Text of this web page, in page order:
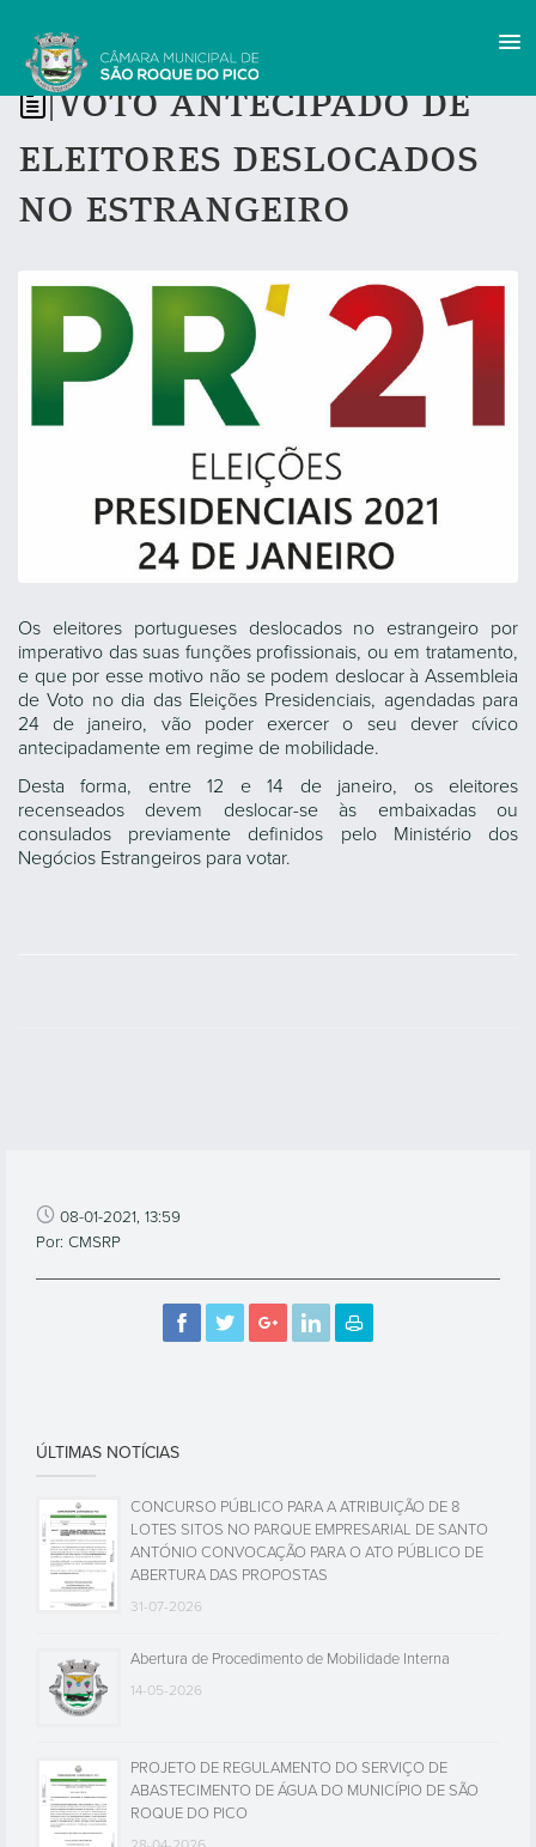
Voto antecipado de
eleitores deslocados
no estrangeiro
Os eleitores portugueses deslocados no estrangeiro por
imperativo das suas funções profissionais, ou em tratamento,
e que por esse motivo não se podem deslocar à Assembleia
de Voto no dia das Eleições Presidenciais, agendadas para
24 de janeiro, vão poder exercer o seu dever cívico
antecipadamente em regime de mobilidade.
Desta forma, entre 12 e 14 de janeiro, os eleitores
recenseados devem deslocar-se às embaixadas ou
consulados previamente definidos pelo Ministério dos
Negócios Estrangeiros para votar.
08-01-2021, 13:59
Por: CMSRP
ÚLTIMAS NOTÍCIAS
CONCURSO PÚBLICO PARA A ATRIBUIÇÃO DE 8
LOTES SITOS NO PARQUE EMPRESARIAL DE SANTO
ANTÓNIO CONVOCAÇÃO PARA O ATO PÚBLICO DE
ABERTURA DAS PROPOSTAS
31-07-2026
Abertura de Procedimento de Mobilidade Interna
14-05-2026
PROJETO DE REGULAMENTO DO SERVIÇO DE
ABASTECIMENTO DE ÁGUA DO MUNICÍPIO DE SÃO
ROQUE DO PICO